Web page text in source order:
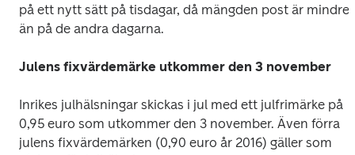
på ett nytt sätt på tisdagar, då mängden post är mindre
än på de andra dagarna.
Julens fixvärdemärke utkommer den 3 november
Inrikes julhälsningar skickas i jul med ett julfrimärke på
0,95 euro som utkommer den 3 november. Även förra
julens fixvärdemärken (0,90 euro år 2016) gäller som